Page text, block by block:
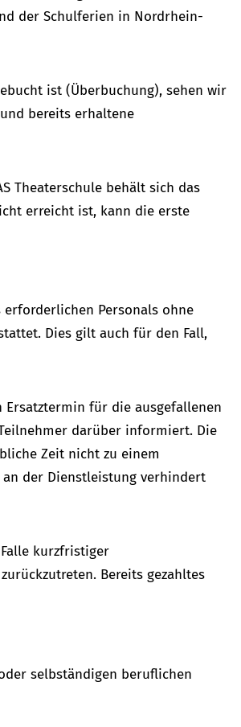
der Schulferien in Nordrhein-
ist (Überbuchung), sehen wir
bereits erhaltene
Theaterschule behält sich das
erreicht ist, kann die erste
erforderlichen Personals ohne
Dies gilt auch für den Fall,
für die ausgefallenen
darüber informiert. Die
Zeit nicht zu einem
an der Dienstleistung verhindert
kurzfristiger
Bereits gezahltes
selbständigen beruflichen